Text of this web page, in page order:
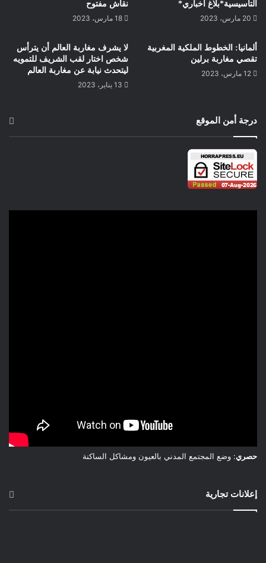
استراتيجية التأطير الديني من خلال خطة
شاملة ومستدامة تعزز الوحدة بين أفراد
الدينية والمجالس العلمية عبر توفير موارد
ودعم أكبر، مع التركيز على تدريب الأئمة
والدعاة وتأهيلهم للتعامل مع واقع الجالية
أكبر في التنسيق بين مختلف الفاعلين
الجالية وتحدياتها.
التأسيسية*بلاغ اخباري*
20 مارس، 2023
نقاش مفتوح
18 مارس، 2023
ألمانيا: الخطوط الملكية المغربية
تقصي مغاربة برلين
12 مارس، 2023
لا يشرف مغاربة العالم أن يترأس
شخص اختار لقب الشريف للتمويه
ليتحدث نيابة عن مغاربة العالم
13 يناير، 2023
درجة أمن الموقع
حصري: وضع المجتمع المدني بالعيون ومشاكل الساكنة
إعلانات تجارية